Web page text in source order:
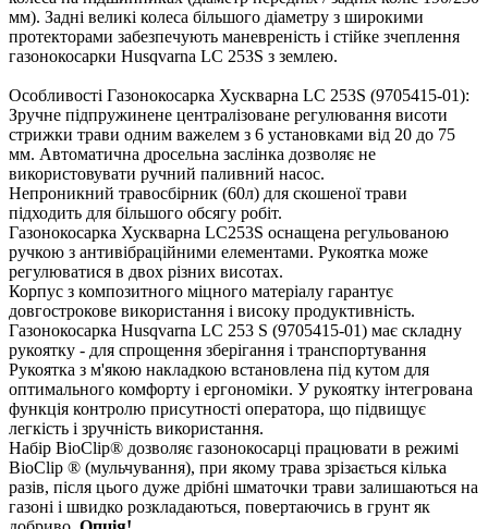
мм). Задні великі колеса більшого діаметру з широкими
протекторами забезпечують маневреність і стійке зчеплення
газонокосарки Husqvarna LC 253S з землею.
Особливості Газонокосарка Хускварна LC 253S (9705415-01):
Зручне підпружинене централізоване регулювання висоти
стрижки трави одним важелем з 6 установками від 20 до 75
мм. Автоматична дросельна заслінка дозволяє не
використовувати ручний паливний насос.
Непроникний травосбірник (60л) для скошеної трави
підходить для більшого обсягу робіт.
Газонокосарка Хускварна LC253S оснащена регульованою
ручкою з антивібраційними елементами. Рукоятка може
регулюватися в двох різних висотах.
Корпус з композитного міцного матеріалу гарантує
довгострокове використання і високу продуктивність.
Газонокосарка Husqvarna LC 253 S (9705415-01) має складну
рукоятку - для спрощення зберігання і транспортування
Рукоятка з м'якою накладкою встановлена ​​під кутом для
оптимального комфорту і ергономіки. У рукоятку інтегрована
функція контролю присутності оператора, що підвищує
легкість і зручність використання.
Набір BioClip® дозволяє газонокосарці працювати в режимі
BioClip ® (мульчування), при якому трава зрізається кілька
разів, після цього дуже дрібні шматочки трави залишаються на
газоні і швидко розкладаються, повертаючись в грунт як